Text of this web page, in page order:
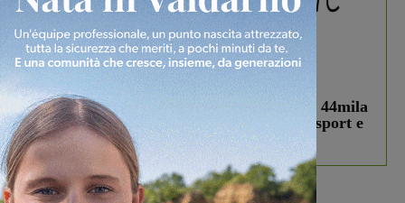
In vetrina 3 Agosto 2026
Estra Notizie agosto: Smart Cities, oltre 44mila
studenti coinvolti, torna il bando per lo sport e
debutta il podcast Estrair